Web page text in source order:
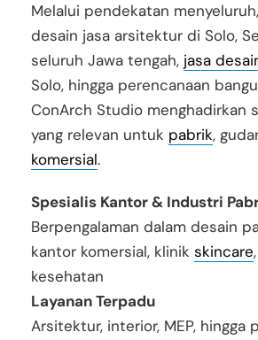
Melalui pendekatan
desain jasa arsitektur di Solo,
seluruh Jawa tengah, jasa
Solo, hingga perencanaan
ConArch Studio menghadirkan
yang relevan untuk pabrik,
komersial.
Spesialis Kantor & Industri
Berpengalaman dalam desain
kantor komersial, klinik skincare
kesehatan
Layanan Terpadu
Arsitektur, interior, MEP, hingga